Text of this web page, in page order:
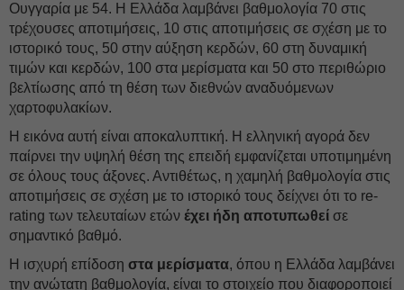
Ουγγαρία με 54. Η Ελλάδα λαμβάνει βαθμολογία 70 στις
τρέχουσες αποτιμήσεις, 10 στις αποτιμήσεις σε σχέση με το
ιστορικό τους, 50 στην αύξηση κερδών, 60 στη δυναμική
τιμών και κερδών, 100 στα μερίσματα και 50 στο περιθώριο
βελτίωσης από τη θέση των διεθνών αναδυόμενων
χαρτοφυλακίων.
Η εικόνα αυτή είναι αποκαλυπτική. Η ελληνική αγορά δεν
παίρνει την υψηλή θέση της επειδή εμφανίζεται υποτιμημένη
σε όλους τους άξονες. Αντιθέτως, η χαμηλή βαθμολογία στις
αποτιμήσεις σε σχέση με το ιστορικό τους δείχνει ότι το re-
rating των τελευταίων ετών έχει ήδη αποτυπωθεί σε
σημαντικό βαθμό.
Η ισχυρή επίδοση στα μερίσματα, όπου η Ελλάδα λαμβάνει
την ανώτατη βαθμολογία, είναι το στοιχείο που διαφοροποιεί